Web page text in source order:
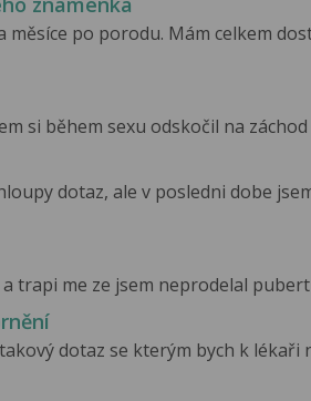
měsíce po porodu. Mám celkem
si během sexu odskočil na záchod
dotaz, ale v posledni dobe
trapi me ze jsem neprodelal
dotaz se kterým bych k lékaři